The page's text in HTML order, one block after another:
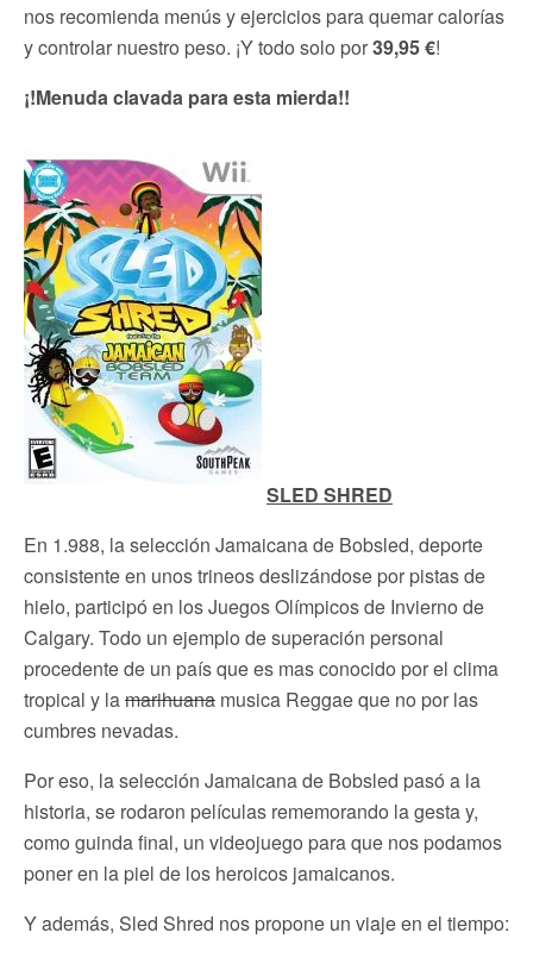
nos recomienda menús y ejercicios para quemar calorías
y controlar nuestro peso. ¡Y todo solo por39,95 €!
¡!Menuda clavada para esta mierda!!
SLED SHRED
En 1.988, la selección Jamaicana de Bobsled, deporte
consistente en unos trineos deslizándose por pistas de
hielo, participó en los Juegos Olímpicos de Invierno de
Calgary. Todo un ejemplo de superación personal
procedente de un país que es mas conocido por el clima
tropical y lamarihuana musica Reggae que no por las
cumbres nevadas.
Por eso, la selección Jamaicana de Bobsled pasó a la
historia, se rodaron películas rememorando la gesta y,
como guinda final, un videojuego para que nos podamos
poner en la piel de los heroicos jamaicanos.
Y además, Sled Shred nos propone un viaje en el tiempo: